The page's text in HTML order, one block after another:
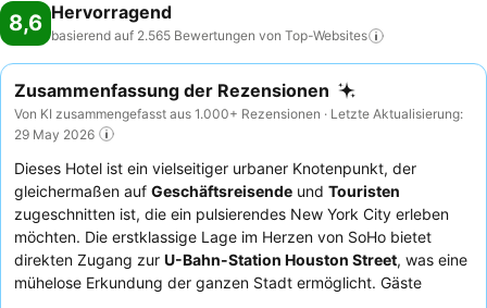
8,6 Hervorragend
basierend auf 2.565 Bewertungen von Top-Websites
Zusammenfassung der Rezensionen
Von KI zusammengefasst aus 1.000+ Rezensionen · Letzte Aktualisierung:
29 May 2026
Dieses Hotel ist ein vielseitiger urbaner Knotenpunkt, der
gleichermaßen auf Geschäftsreisende und Touristen
zugeschnitten ist, die ein pulsierendes New York City erleben
möchten. Die erstklassige Lage im Herzen von SoHo bietet
direkten Zugang zur U-Bahn-Station Houston Street, was eine
mühelose Erkundung der ganzen Stadt ermöglicht. Gäste